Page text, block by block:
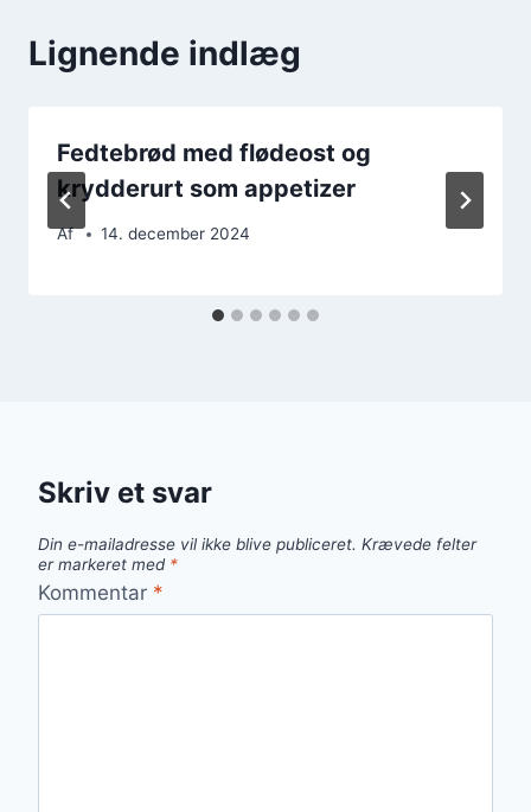
Lignende indlæg
Fedtebrød med flødeost og
krydderurt som appetizer
Af 14. december 2024
Skriv et svar
Din e-mailadresse vil ikke blive publiceret. Krævede felter
er markeret med *
Kommentar *